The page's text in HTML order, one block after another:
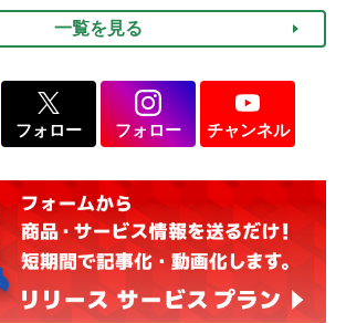
一覧を見る
フォロー フォロー チャンネル